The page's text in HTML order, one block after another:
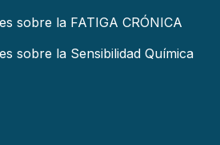
sobre la FATIGA CRÓNICA
sobre la Sensibilidad Química